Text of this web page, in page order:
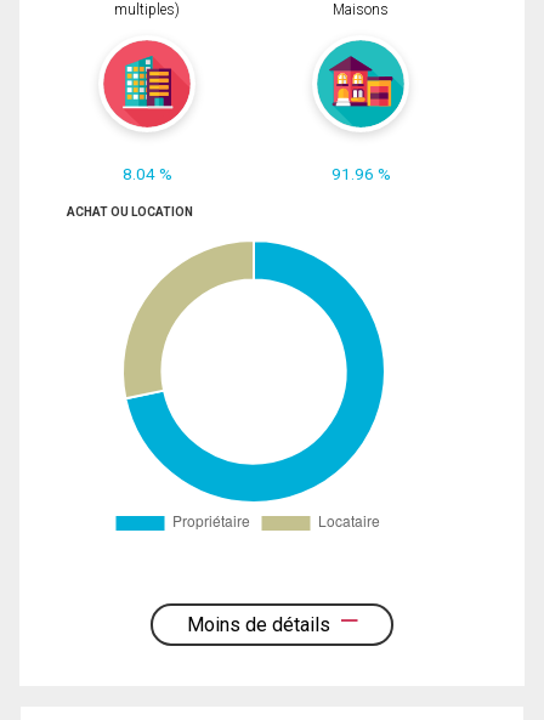
multiples)
8.04 %
Maisons
91.96 %
ACHAT OU LOCATION
Moins de détails